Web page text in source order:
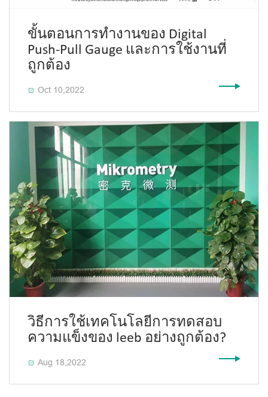
ขั้นตอนการทำงานของ Digital
Push-Pull Gauge และการใช้งานที่
ถูกต้อง
 Oct 10,2022
วิธีการใช้เทคโนโลยีการทดสอบ
ความแข็งของ leeb อย่างถูกต้อง?
 Aug 18,2022